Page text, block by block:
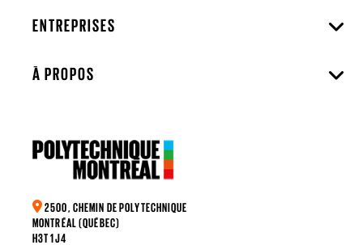
ENTREPRISES
À PROPOS
2500, CHEMIN DE POLYTECHNIQUE
MONTRÉAL (QUÉBEC)
H3T 1J4